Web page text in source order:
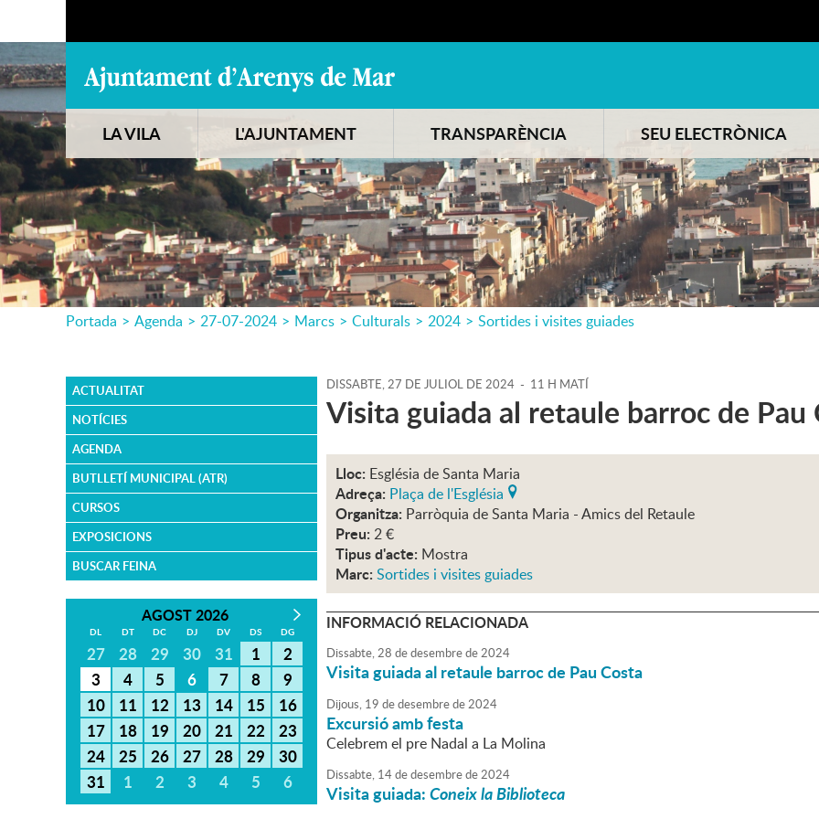
LA VILA L'AJUNTAMENT TRANSPARÈNCIA SEU ELECTRÒNICA
Portada > Agenda > 27-07-2024 > Marcs > Culturals > 2024 > Sortides i visites guiades
ACTUALITAT
NOTÍCIES
AGENDA
BUTLLETÍ MUNICIPAL (ATR)
CURSOS
EXPOSICIONS
BUSCAR FEINA
AGOST 2026
DL DT DC DJ DV DS DG
27 28 29 30 31 1
2
3
4 5 6 7 8
9
10
11 12 13 14 15
16
17
18 19 20 21 22
23
24
25 26 27 28 29
30
31
1 2 3 4 5 6
DISSABTE,27 DE JULIOL DE 2024 - 11 H MATÍ
Visita guiada al retaule barroc de Pau
Lloc: Església de Santa Maria
Adreça: Plaça de l'Església
Organitza: Parròquia de Santa Maria - Amics del Retaule
Preu: 2 €
Tipus d'acte: Mostra
Marc: Sortides i visites guiades
INFORMACIÓ RELACIONADA
Dissabte,28 dedesembrede2024
Visita guiada al retaule barroc de Pau Costa
Dijous, 19 dedesembrede2024
Excursió amb festa
Celebrem el pre Nadal a La Molina
Dissabte, 14dedesembrede2024
Visita guiada:Coneix la Biblioteca